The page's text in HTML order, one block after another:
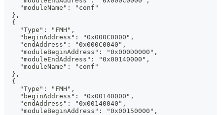
    "moduleName": "conf"
  },
  {
    "Type": "FMH",
    "beginAddress": "0x000C0000",
    "endAddress": "0x000C0040",
    "moduleBeginAddress": "0x000D0000",
    "moduleEndAddress": "0x00140000",
    "moduleName": "conf"
  },
  {
    "Type": "FMH",
    "beginAddress": "0x00140000",
    "endAddress": "0x00140040",
    "moduleBeginAddress": "0x00150000",